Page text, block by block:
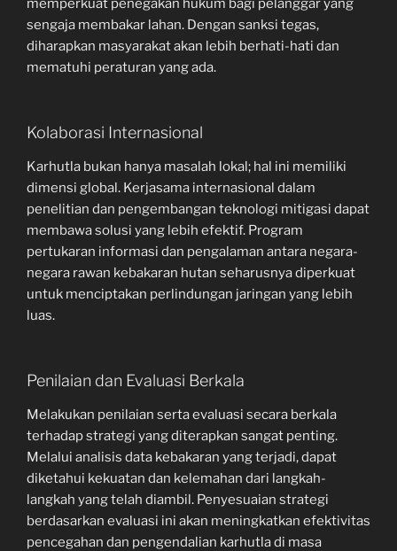
memperkuat penegakan hukum bagi pelanggar yang
sengaja membakar lahan. Dengan sanksi tegas,
diharapkan masyarakat akan lebih berhati-hati dan
mematuhi peraturan yang ada.
Kolaborasi Internasional
Karhutla bukan hanya masalah lokal; hal ini memiliki
dimensi global. Kerjasama internasional dalam
penelitian dan pengembangan teknologi mitigasi dapat
membawa solusi yang lebih efektif. Program
pertukaran informasi dan pengalaman antara negara-
negara rawan kebakaran hutan seharusnya diperkuat
untuk menciptakan perlindungan jaringan yang lebih
luas.
Penilaian dan Evaluasi Berkala
Melakukan penilaian serta evaluasi secara berkala
terhadap strategi yang diterapkan sangat penting.
Melalui analisis data kebakaran yang terjadi, dapat
diketahui kekuatan dan kelemahan dari langkah-
langkah yang telah diambil. Penyesuaian strategi
berdasarkan evaluasi ini akan meningkatkan efektivitas
pencegahan dan pengendalian karhutla di masa